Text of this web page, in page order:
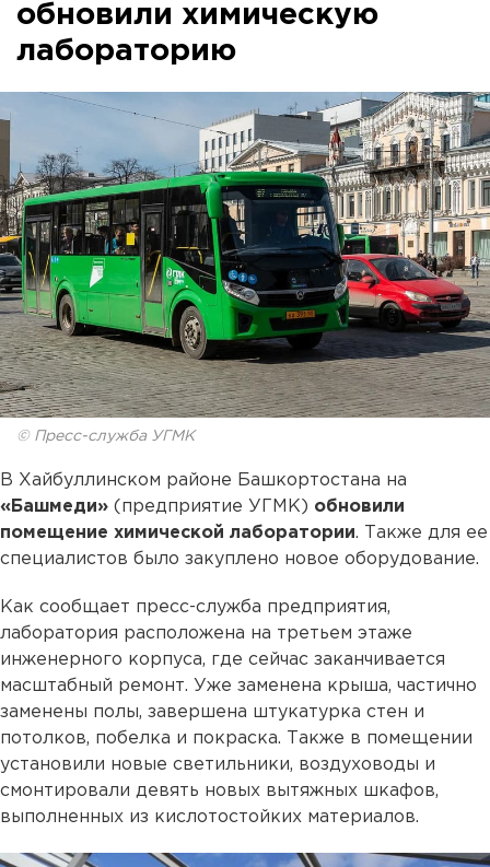
обновили химическую
лабораторию
© Пресс-служба УГМК
В Хайбуллинском районе Башкортостана на
«Башмеди» (предприятие УГМК) обновили
помещение химической лаборатории. Также для ее
специалистов было закуплено новое оборудование.
Как сообщает пресс-служба предприятия,
лаборатория расположена на третьем этаже
инженерного корпуса, где сейчас заканчивается
масштабный ремонт. Уже заменена крыша, частично
заменены полы, завершена штукатурка стен и
потолков, побелка и покраска. Также в помещении
установили новые светильники, воздуховоды и
смонтировали девять новых вытяжных шкафов,
выполненных из кислотостойких материалов.